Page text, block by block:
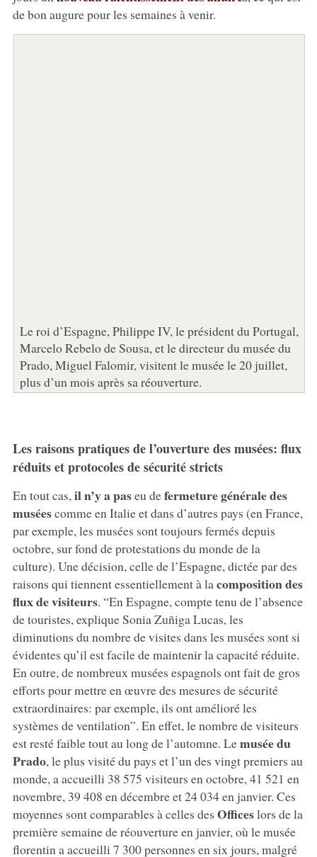
de bon augure pour les semaines à venir.
Le roi d’Espagne, Philippe IV, le président du Portugal,
Marcelo Rebelo de Sousa, et le directeur du musée du
Prado, Miguel Falomir, visitent le musée le 20 juillet,
plus d’un mois après sa réouverture.
Les raisons pratiques de l’ouverture des musées: flux
réduits et protocoles de sécurité stricts
En tout cas, il n’y a paseu defermeture générale des
muséescomme en Italie et dans d’autres pays (en France,
par exemple, les musées sont toujours fermés depuis
octobre, sur fond de protestations du monde de la
culture). Une décision, celle de l’Espagne, dictée par des
raisons qui tiennent essentiellement à la composition des
flux de visiteurs. “En Espagne, compte tenu de l’absence
de touristes, explique Sonia Zuñiga Lucas, les
diminutions du nombre de visites dans les musées sont si
évidentes qu’il est facile de maintenir la capacité réduite.
En outre, de nombreux musées espagnols ont fait de gros
efforts pour mettre en œuvre des mesures de sécurité
extraordinaires: par exemple, ils ont amélioré les
systèmes de ventilation”. En effet, le nombre de visiteurs
est resté faible tout au long de l’automne. Lemusée du
Prado, le plus visité du pays et l’un des vingt premiers au
monde, a accueilli 38 575 visiteurs en octobre, 41 521 en
novembre, 39 408 en décembre et 24 034 en janvier. Ces
moyennes sont comparables à celles des Officeslors de la
première semaine de réouverture en janvier, où le musée
florentin a accueilli 7 300 personnes en six jours, malgré